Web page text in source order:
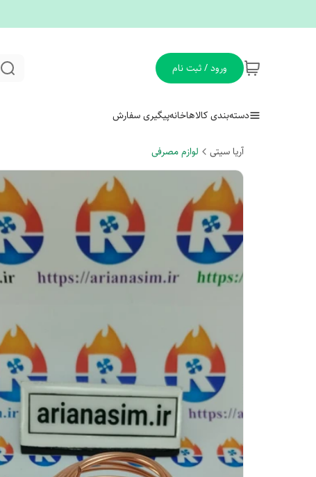
ورود / ثبت نام
دسته‌بندی کالاهاخانهپیگیری سفارش
آریا سیتی لوازم مصرفی